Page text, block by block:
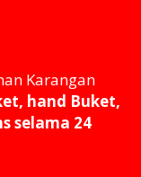
Karangan
hand Buket,
selama 24